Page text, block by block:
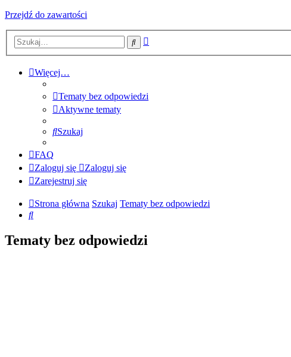
Przejdź do zawartości
Szukaj
Więcej…
Tematy bez odpowiedzi
Aktywne tematy
Szukaj
FAQ
Zaloguj się
Zaloguj się
Zarejestruj się
Strona główna Szukaj Tematy bez odpowiedzi
Szukaj
Tematy bez odpowiedzi